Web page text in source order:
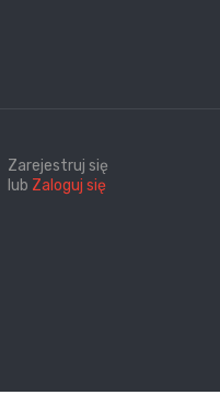
Zarejestruj się
lub Zaloguj się